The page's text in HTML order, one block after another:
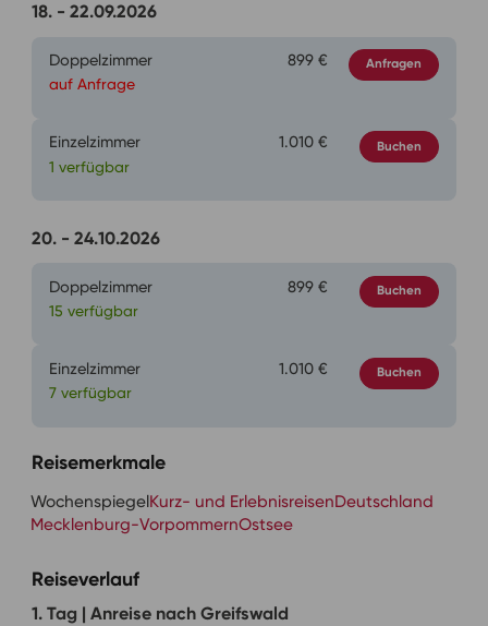
18. - 22.09.2026
Doppelzimmer
auf Anfrage
899 € Anfragen
Einzelzimmer
1 verfügbar
1.010 € Buchen
20. - 24.10.2026
Doppelzimmer
15 verfügbar
899 € Buchen
Einzelzimmer
7 verfügbar
1.010 € Buchen
Reisemerkmale
WochenspiegelKurz- und ErlebnisreisenDeutschland
Mecklenburg-VorpommernOstsee
Reiseverlauf
1. Tag | Anreise nach Greifswald